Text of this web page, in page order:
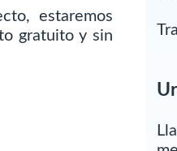
estaremos
gratuito y sin